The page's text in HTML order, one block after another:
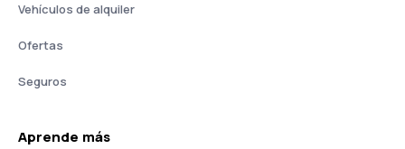
Vehículos de alquiler
Ofertas
Seguros
Aprende más